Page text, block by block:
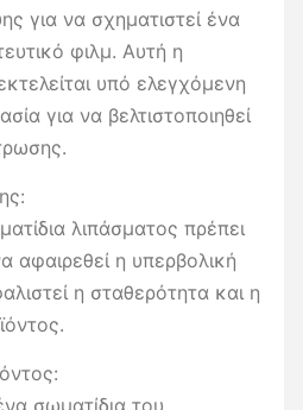
για να σχηματιστεί ένα
φιλμ. Αυτή η
υπό ελεγχόμενη
για να βελτιστοποιηθεί
λιπάσματος πρέπει
αφαιρεθεί η υπερβολική
η σταθερότητα και η
σωματίδια του